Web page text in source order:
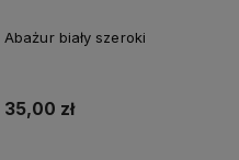
Abażur biały szeroki
35,00 zł